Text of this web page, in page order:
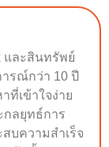
และสินทรัพย์
ารณ์กว่า 10 ปี
ที่เข้าใจง่าย
ลยุทธ์การ
บความสำเร็จ